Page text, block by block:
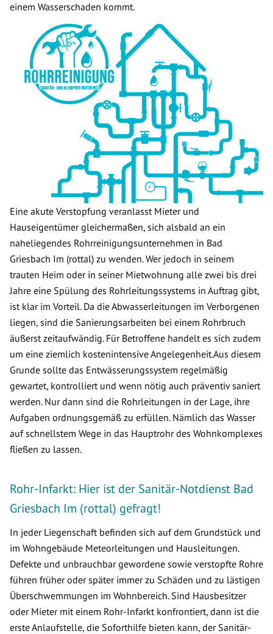
einem Wasserschaden kommt.
Eine akute Verstopfung veranlasst Mieter und
Hauseigentümer gleichermaßen, sich alsbald an ein
naheliegendes Rohrreinigungsunternehmen in Bad
Griesbach Im (rottal) zu wenden. Wer jedoch in seinem
trauten Heim oder in seiner Mietwohnung alle zwei bis drei
Jahre eine Spülung des Rohrleitungssystems in Auftrag gibt,
ist klar im Vorteil. Da die Abwasserleitungen im Verborgenen
liegen, sind die Sanierungsarbeiten bei einem Rohrbruch
äußerst zeitaufwändig. Für Betroffene handelt es sich zudem
um eine ziemlich kostenintensive Angelegenheit.Aus diesem
Grunde sollte das Entwässerungssystem regelmäßig
gewartet, kontrolliert und wenn nötig auch präventiv saniert
werden. Nur dann sind die Rohrleitungen in der Lage, ihre
Aufgaben ordnungsgemäß zu erfüllen. Nämlich das Wasser
auf schnellstem Wege in das Hauptrohr des Wohnkomplexes
fließen zu lassen.
Rohr-Infarkt: Hier ist der Sanitär-Notdienst Bad
Griesbach Im (rottal) gefragt!
In jeder Liegenschaft befinden sich auf dem Grundstück und
im Wohngebäude Meteorleitungen und Hausleitungen.
Defekte und unbrauchbar gewordene sowie verstopfte Rohre
führen früher oder später immer zu Schäden und zu lästigen
Überschwemmungen im Wohnbereich. Sind Hausbesitzer
oder Mieter mit einem Rohr-Infarkt konfrontiert, dann ist die
erste Anlaufstelle, die Soforthilfe bieten kann, der Sanitär-